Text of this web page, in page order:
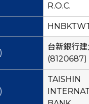
R.O.C.
台新銀行
(8120687)
TAISHIN